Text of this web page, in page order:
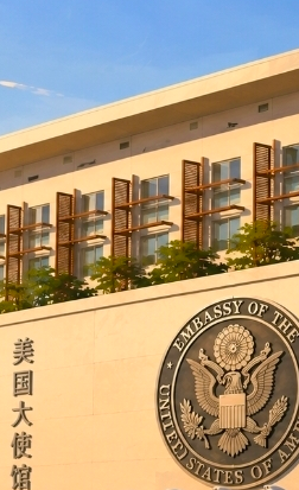
허용하며 중국 주권 침해의 상징으
인민공화국 수립 이후 중국은 외국